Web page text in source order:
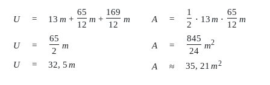
U = 13 m +
65
12
m +
169
12
m
U =
65
2
m
U
= 32, 5m
A =
1
2
⋅ 13 m ⋅
65
12
m
A =
845
24
m2
A ≈ 35, 21m2